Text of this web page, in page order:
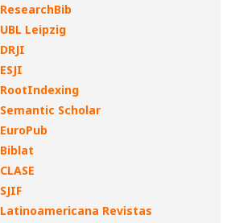
ResearchBib
UBL Leipzig
DRJI
ESJI
RootIndexing
Semantic Scholar
EuroPub
Biblat
CLASE
SJIF
Latinoamericana Revistas